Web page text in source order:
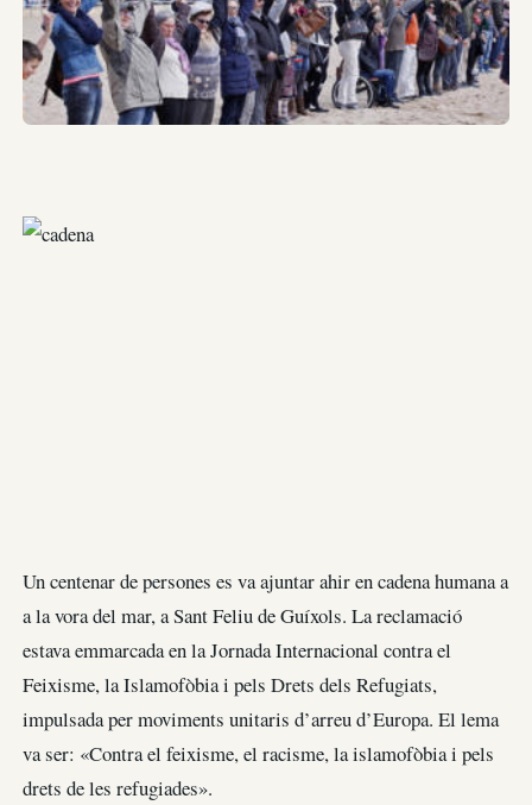
Un centenar de persones es va ajuntar ahir en cadena humana a
a la vora del mar, a Sant Feliu de Guíxols. La reclamació
estava emmarcada en la Jornada Internacional contra el
Feixisme, la Islamofòbia i pels Drets dels Refugiats,
impulsada per moviments unitaris d’arreu d’Europa. El lema
va ser: «Contra el feixisme, el racisme, la islamofòbia i pels
drets de les refugiades».